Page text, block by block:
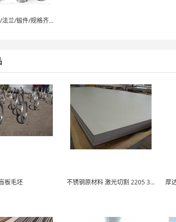
4J44板/棒/管/法兰/锻件/规格齐全
板毛坯 不锈钢原材料 激光切割 2205 310S